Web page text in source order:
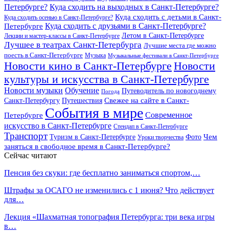
Петербурге? Куда сходить на выходных в Санкт-Петербурге?
Куда сходить осенью в Санкт-Петербурге? Куда сходить с детьми в Санкт-
Петербурге Куда сходить с друзьями в Санкт-Петербурге?
Лекции и мастер-классы в Санкт-Петербурге Летом в Санкт-Петербурге
Лучшее в театрах Санкт-Петербурга Лучшие места где можно
поесть в Санкт-Петербурге Музыка Музыкальные фестивали в Санкт-Петербурге
Новости кино в Санкт-Петербурге Новости
культуры и искусства в Санкт-Петербурге
Новости музыки Обучение Погода Путеводитель по новогоднему
Санкт-Петербургу Путешествия Свежее на сайте в Санкт-
Петербурге События в мире Современное
искусство в Санкт-Петербурге Стендап в Санкт-Петербурге
Транспорт Туризм в Санкт-Петербурге Уроки творчества Фото Чем
заняться в свободное время в Санкт-Петербурге?
Сейчас читают
Пенсия без скуки: где бесплатно заниматься спортом,…
Штрафы за ОСАГО не изменились с 1 июня? Что действует
для…
Лекция «Шахматная топография Петербурга: три века игры
в…